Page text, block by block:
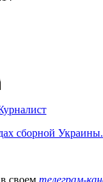
сборной Украины.